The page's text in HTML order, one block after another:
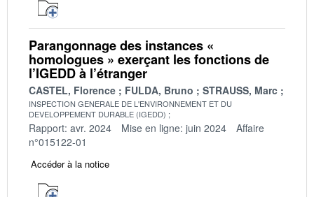
Parangonnage des instances «
homologues » exerçant les fonctions de
l’IGEDD à l’étranger
CASTEL, Florence FULDA, Bruno STRAUSS, Marc
INSPECTION GENERALE DE L'ENVIRONNEMENT ET DU
DEVELOPPEMENT DURABLE (IGEDD)
Rapport: avr. 2024 Mise en ligne: juin 2024
Affaire
n°015122-01
Accéder à la notice